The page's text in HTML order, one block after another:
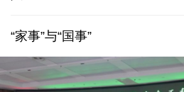
“家事”与“国事”